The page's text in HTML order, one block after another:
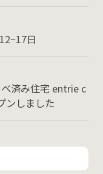
日
ベ済み住宅 entrie c
ンしました